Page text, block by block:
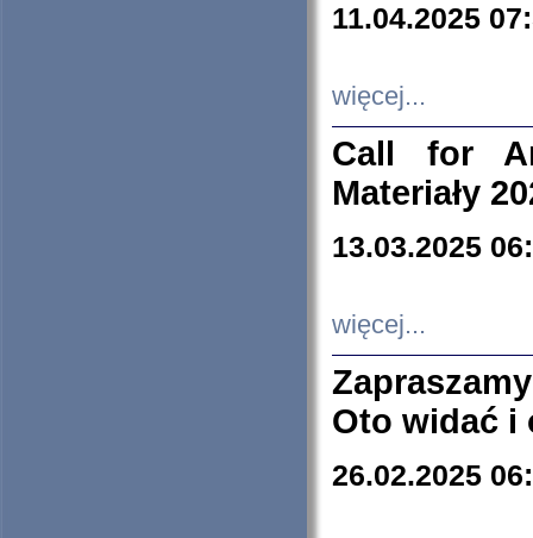
11.04.2025
więcej...
Call for
Materiały
13.03.2025
więcej...
Oto widać i
26.02.2025